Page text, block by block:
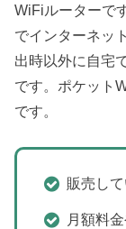
WiFiルーターで
でインターネッ
出時以外に自宅
です。ポケット
です。
販売し
月額料